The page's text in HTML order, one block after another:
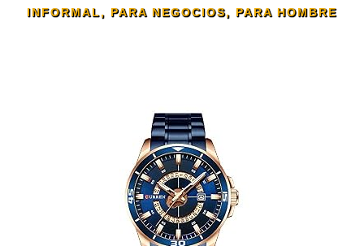
INFORMAL, PARA NEGOCIOS, PARA HOMBRE